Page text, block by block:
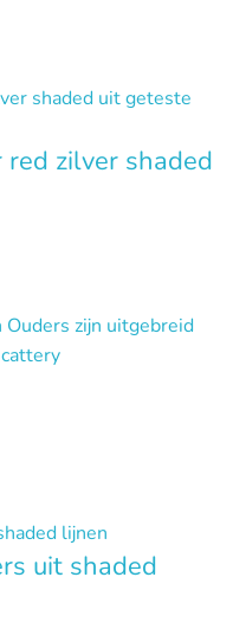
zilver shaded
zijn uitgebreid
uit shaded